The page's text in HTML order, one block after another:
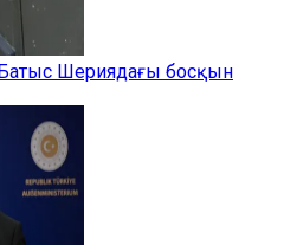
Шериядағы босқын